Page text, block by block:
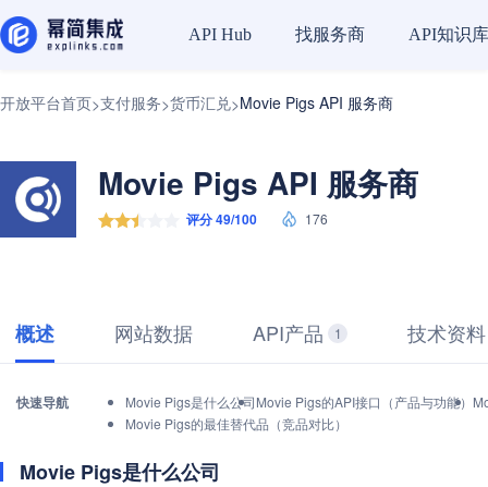
API Hub 找服务商 API知识库
开放平台首页>支付服务>货币汇兑>Movie Pigs API 服务商
Movie Pigs API 服务商
评分 49/100 176
概述 网站数据 API产品 1 技术资料
快速导航 Movie Pigs是什么公司Movie Pigs的API接口（产品与功能）
Movie Pigs的最佳替代品（竞品对比）
Movie Pigs是什么公司